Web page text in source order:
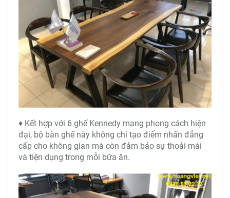
♦ Kết hợp với 6 ghế Kennedy mang phong cách hiện
đại, bộ bàn ghế này không chỉ tạo điểm nhấn đẳng
cấp cho không gian mà còn đảm bảo sự thoải mái
và tiện dụng trong mỗi bữa ăn.